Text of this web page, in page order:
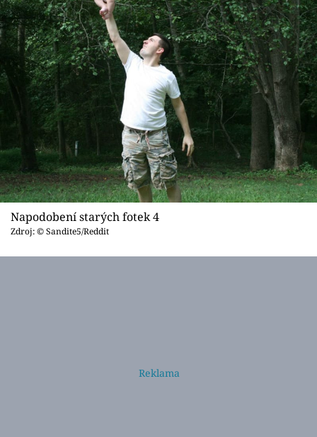
Napodobení starých fotek 4
Zdroj: © Sandite5/Reddit